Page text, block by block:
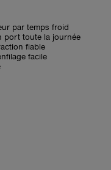
par temps froid
port toute la journée
fiable
facile